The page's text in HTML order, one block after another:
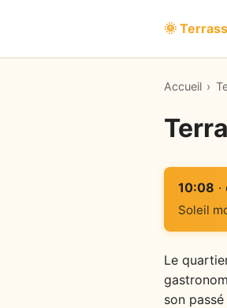
🌞
Accueil ›
10:08
Soleil
Le
son